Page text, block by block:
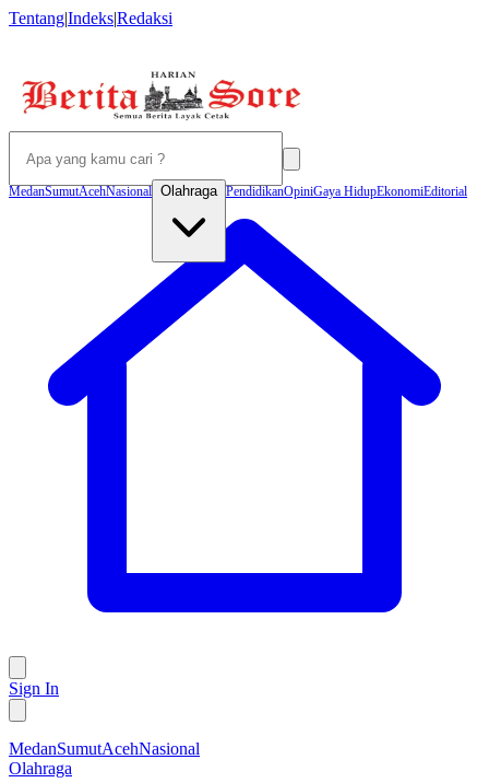
Tentang|Indeks|Redaksi
MedanSumutAcehNasional Olahraga PendidikanOpiniGaya HidupEkonomiEditorial
Sign In
MedanSumutAcehNasional
Olahraga